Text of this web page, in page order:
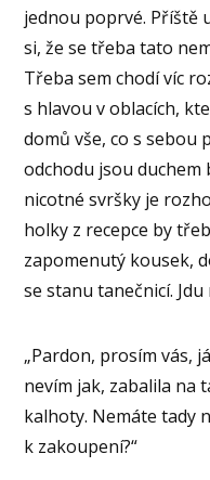
jednou poprvé. Příště
si, že se třeba tato
Třeba sem chodí víc
s hlavou v oblacích,
domů vše, co s sebou
odchodu jsou duchem
nicotné svršky je
holky z recepce by
zapomenutý kousek,
se stanu tanečnicí. Jdu
„Pardon, prosím vás,
nevím jak, zabalila na
kalhoty. Nemáte tady
k zakoupení?“